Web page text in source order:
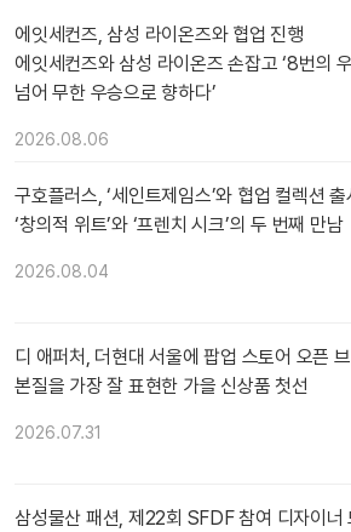
에잇세컨즈, 삼성 라이온즈와 협업 진행
에잇세컨즈와 삼성 라이온즈 손잡고 ‘8번의
넘어 무한 우승으로 향하다’
2026.08.06
구호플러스, ‘세인트제임스’와 협업 컬렉션 출
‘창의적 위트’와 ‘프렌치 시크’의 두 번째 만남
2026.08.04
디 애퍼처, 더현대 서울에 팝업 스토어 오픈 브
본질을 가장 잘 표현한 가을 신상품 첫선
2026.07.31
삼성물산 패션, 제22회 SFDF 참여 디자이너